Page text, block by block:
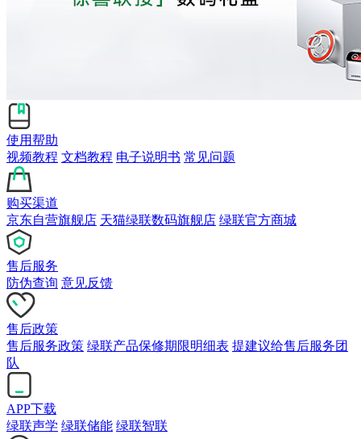
使用帮助
视频教程 文档教程 电子说明书 常见问题
购买渠道
京东自营旗舰店 天猫绿联数码旗舰店 绿联官方商城
售后服务
防伪查询 意见反馈
售后政策
售后服务政策 绿联产品保修期限明细表 提建议给售后服务团
队
APP下载
绿联声学 绿联储能 绿联智联